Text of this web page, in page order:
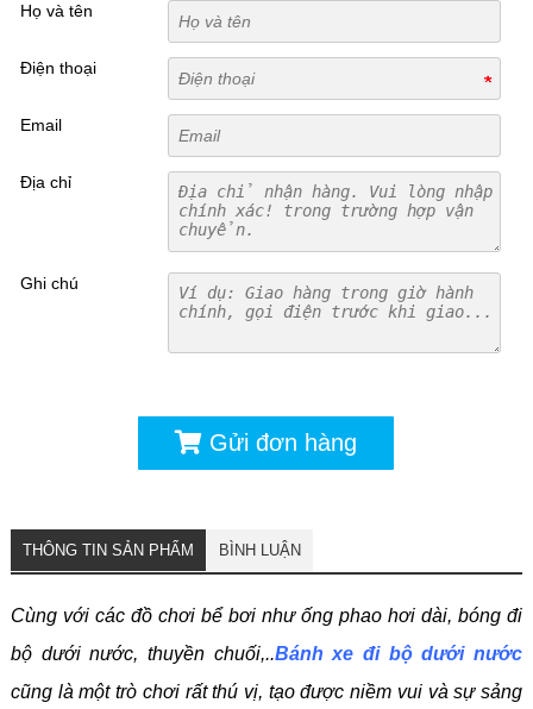
Họ và tên
Điện thoại
Email
Địa chỉ
Ghi chú
Gửi đơn hàng
THÔNG TIN SẢN PHẨM BÌNH LUẬN
Cùng với các đồ chơi bể bơi như ống phao hơi dài, bóng đi
bộ dưới nước, thuyền chuối,..Bánh xe đi bộ dưới nước
cũng là một trò chơi rất thú vị, tạo được niềm vui và sự sảng